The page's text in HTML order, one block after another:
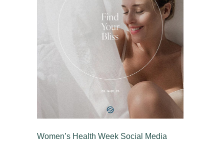
Women’s Health Week Social Media